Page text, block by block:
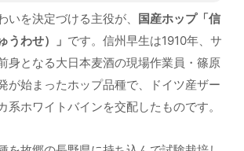
いを決定づける主役が、
国産ホップ「信
うわせ）」 です。信州早生は1910年、サ
身となる大日本麦酒の現場作業員・篠原
が始まったホップ品種で、ドイツ産ザー
系ホワイトバインを交配したものです。